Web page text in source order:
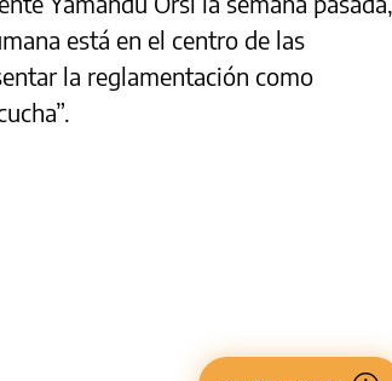
está en el centro de las
la reglamentación como